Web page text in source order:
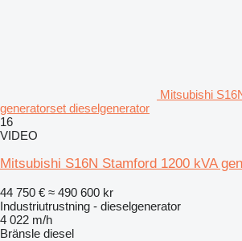
Mitsubishi
generatorset dieselgenerator
16
VIDEO
Mitsubishi S16N Stamford 1200 kVA
44 750 € ≈ 490 600 kr
Industriutrustning - dieselgenerator
4 022 m/h
Bränsle diesel